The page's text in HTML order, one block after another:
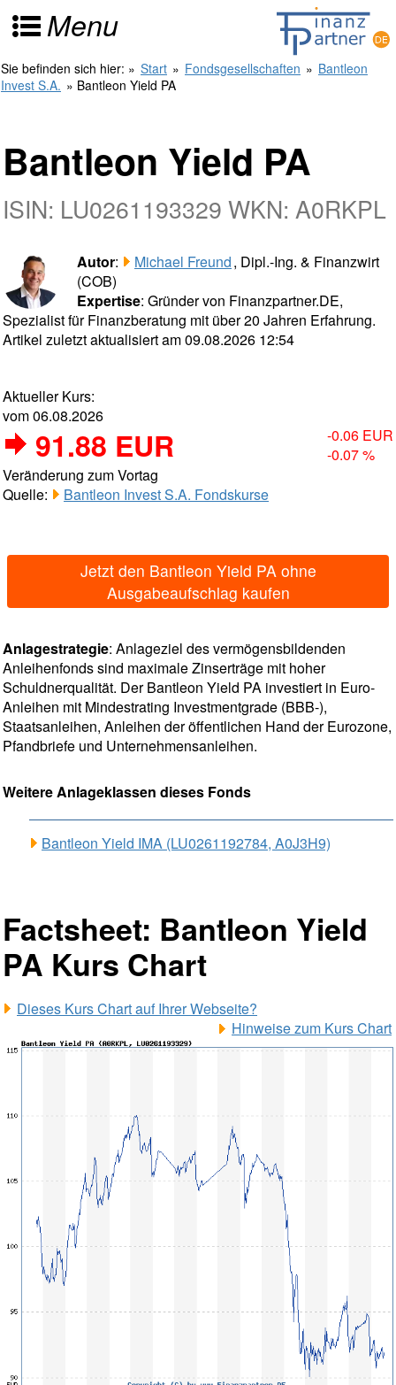
Menu
Sie befinden sich hier: » Start » Fondsgesellschaften » Bantleon
Invest S.A. » Bantleon Yield PA
Bantleon Yield PA
ISIN: LU0261193329 WKN: A0RKPL
Autor: Michael Freund, Dipl.-Ing. & Finanzwirt
(COB)
Expertise: Gründer von Finanzpartner.DE,
Spezialist für Finanzberatung mit über 20 Jahren Erfahrung.
Artikel zuletzt aktualisiert am 09.08.2026 12:54
Aktueller Kurs:
vom 06.08.2026
91.88 EUR
-0.06 EUR
-0.07 %
Veränderung zum Vortag
Quelle:
Bantleon Invest S.A. Fondskurse
Jetzt den Bantleon Yield PA ohne
Ausgabeaufschlag kaufen
Anlagestrategie: Anlageziel des vermögensbildenden
Anleihenfonds sind maximale Zinserträge mit hoher
Schuldnerqualität. Der Bantleon Yield PA investiert in Euro-
Anleihen mit Mindestrating Investmentgrade (BBB-),
Staatsanleihen, Anleihen der öffentlichen Hand der Eurozone,
Pfandbriefe und Unternehmensanleihen.
Weitere Anlageklassen dieses Fonds
Bantleon Yield IMA (LU0261192784, A0J3H9)
Factsheet: Bantleon Yield
PA Kurs Chart
Dieses Kurs Chart auf Ihrer Webseite?
Hinweise zum Kurs Chart